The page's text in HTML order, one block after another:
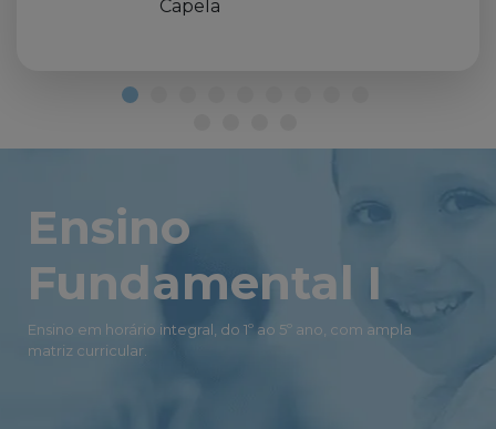
Capela
Ensino
Fundamental I
Ensino em horário integral, do 1º ao 5º ano, com ampla
matriz curricular.